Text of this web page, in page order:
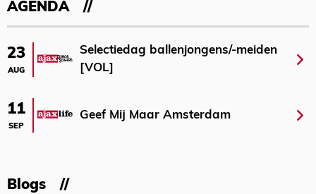
AGENDA
23
AUG
Selectiedag ballenjongens/-meiden
[VOL]
11
SEP
Geef Mij Maar Amsterdam
Blogs